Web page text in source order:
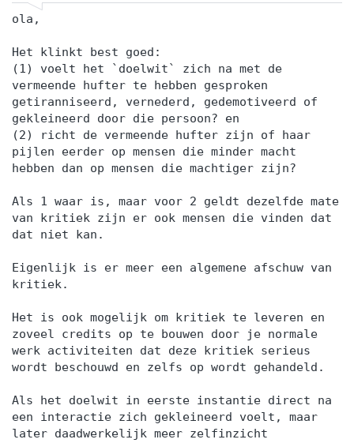
ola,
Het klinkt best goed:
(1) voelt het `doelwit` zich na met de
vermeende hufter te hebben gesproken
getiranniseerd, vernederd, gedemotiveerd of
gekleineerd door die persoon? en
(2) richt de vermeende hufter zijn of haar
pijlen eerder op mensen die minder macht
hebben dan op mensen die machtiger zijn?
Als 1 waar is, maar voor 2 geldt dezelfde mate
van kritiek zijn er ook mensen die vinden dat
dat niet kan.
Eigenlijk is er meer een algemene afschuw van
kritiek.
Het is ook mogelijk om kritiek te leveren en
zoveel credits op te bouwen door je normale
werk activiteiten dat deze kritiek serieus
wordt beschouwd en zelfs op wordt gehandeld.
Als het doelwit in eerste instantie direct na
een interactie zich gekleineerd voelt, maar
later daadwerkelijk meer zelfinzicht